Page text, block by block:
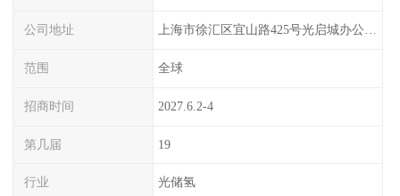
公司地址 上海市徐汇区宜山路425号光启城办公楼905-907室
范围 全球
招商时间 2027.6.2-4
第几届 19
行业 光储氢